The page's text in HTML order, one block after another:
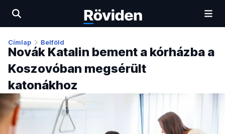
Címlap Belföld
Novák Katalin bement a kórházba a
Koszovóban megsérült
katonákhoz